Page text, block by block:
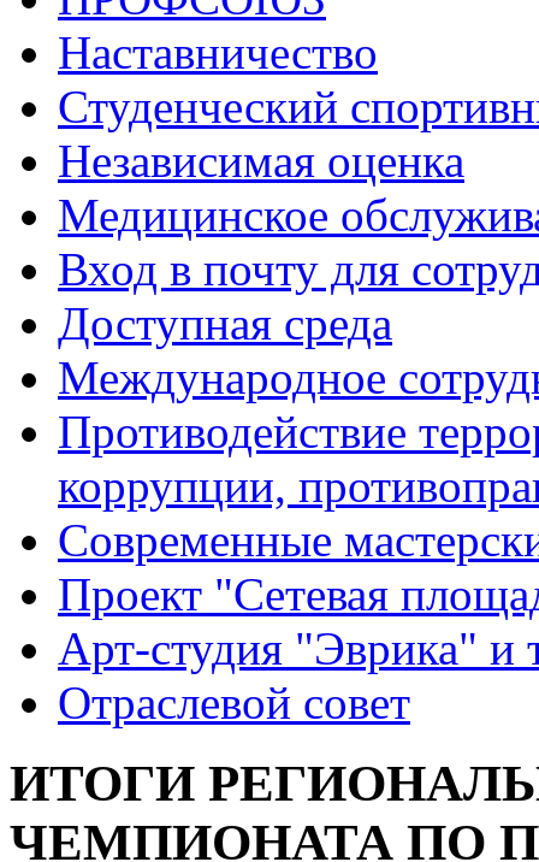
Наставничество
Студенческий
Независимая оценка
Медицинское
Вход в почту для
Доступная среда
Международное
Противодействие
коррупции,
Современные
Проект "Сетевая
Арт-студия "Эврика" и
Отраслевой совет
ИТОГИ
ЧЕМПИОНАТА ПО